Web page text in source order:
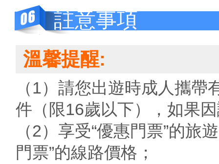
註意事項
溫馨提醒:
（1）請您出遊時成人攜
件（限16歲以下），如果
（2）享受“優惠門票”的旅
門票”的線路價格；